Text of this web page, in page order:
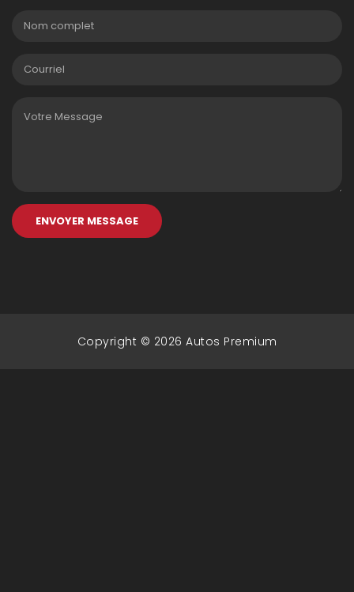
ENVOYER MESSAGE
Copyright © 2026 Autos Premium